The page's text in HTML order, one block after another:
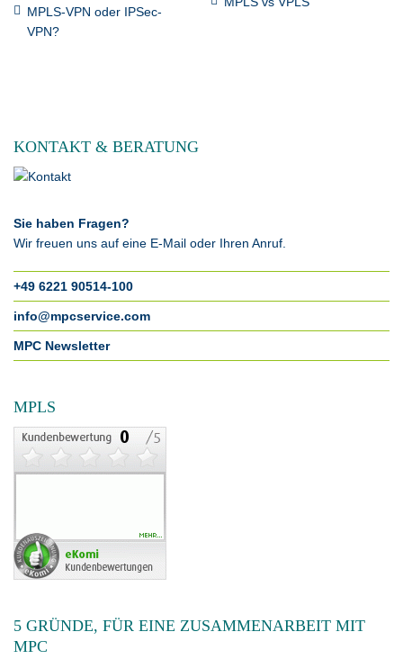
MPLS-VPN oder IPSec-
VPN?
KONTAKT & BERATUNG
Sie haben Fragen?
Wir freuen uns auf eine E-Mail oder Ihren Anruf.
+49 6221 90514-100
info@mpcservice.com
MPC Newsletter
MPLS
5 GRÜNDE, FÜR EINE ZUSAMMENARBEIT MIT
MPC